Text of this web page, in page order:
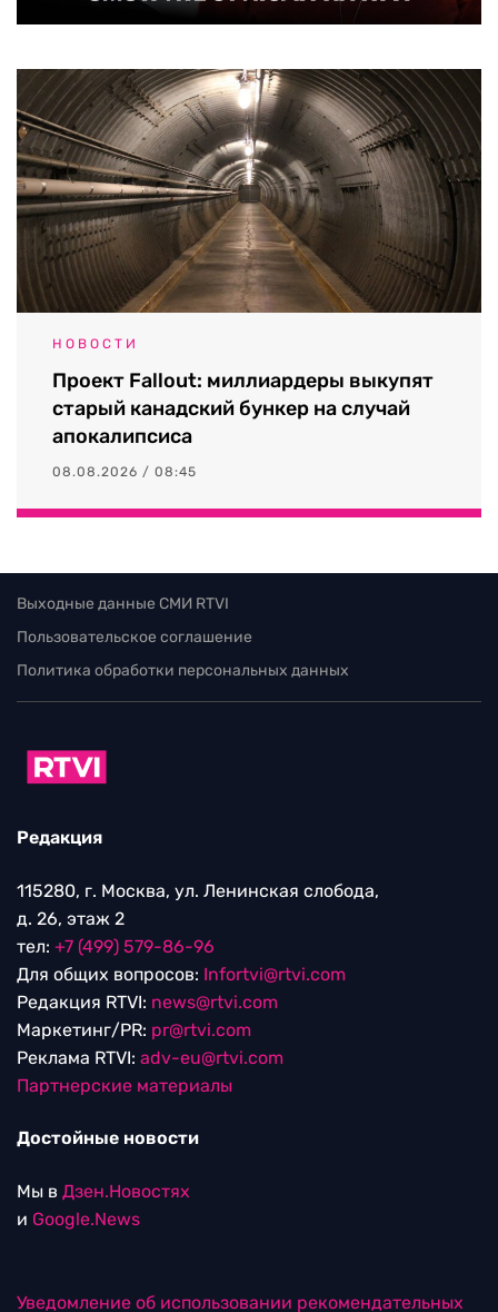
НОВОСТИ
Проект Fallout: миллиардеры выкупят
старый канадский бункер на случай
апокалипсиса
08.08.2026 / 08:45
Выходные данные СМИ RTVI
Пользовательское соглашение
Политика обработки персональных данных
Редакция
115280, г. Москва, ул. Ленинская слобода,
д. 26, этаж 2
тел: +7 (499) 579-86-96
Для общих вопросов: Infortvi@rtvi.com
Редакция RTVI: news@rtvi.com
Маркетинг/PR: pr@rtvi.com
Реклама RTVI: adv-eu@rtvi.com
Партнерские материалы
Достойные новости
Мы в Дзен.Новостях
и Google.News
Уведомление об использовании рекомендательных